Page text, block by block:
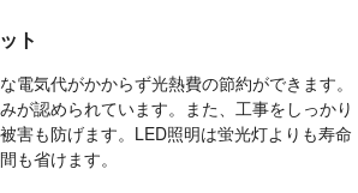
ト
電気代がかからず光熱費の節約ができます。
が認められています。また、工事をしっかり
害も防げます。LED照明は蛍光灯よりも寿命
も省けます。